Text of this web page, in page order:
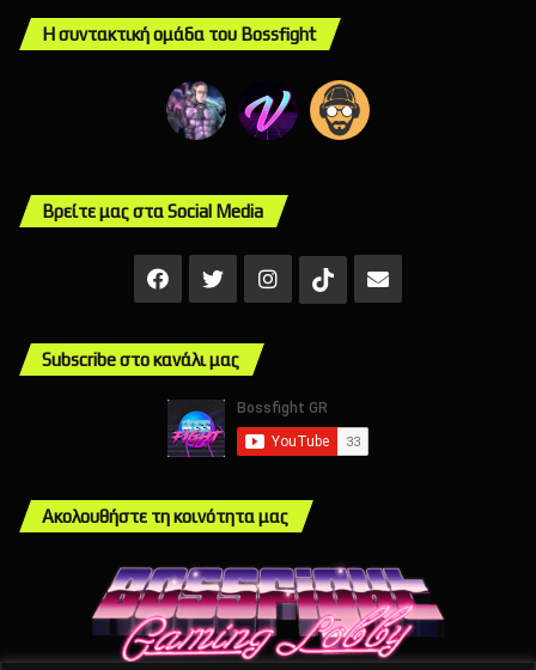
Η συντακτική ομάδα του Bossfight
Βρείτε μας στα Social Media
Facebook
X InstagramTikTokMail
Subscribe στο κανάλι μας
Ακολουθήστε τη κοινότητα μας